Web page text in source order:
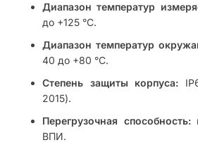
Диапазон температур
до +125 °С.
Диапазон температур
40 до +80 °С.
Степень защиты корпуса:
2015).
Перегрузочная способность:
ВПИ.